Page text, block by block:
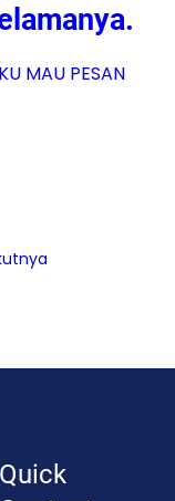
MAU PESAN
Quick